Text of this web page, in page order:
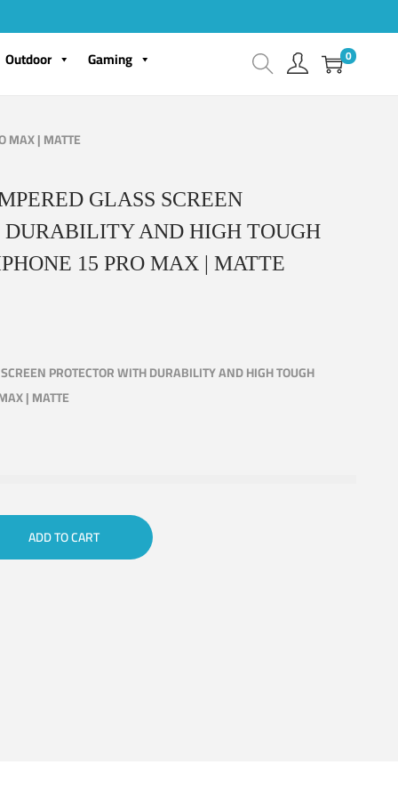
Outdoor Gaming 0
MAX | MATTE
GLASS SCREEN
DURABILITY AND HIGH TOUGH
15 PRO MAX | MATTE
PROTECTOR WITH DURABILITY AND HIGH TOUGH
| MATTE
ADD TO CART